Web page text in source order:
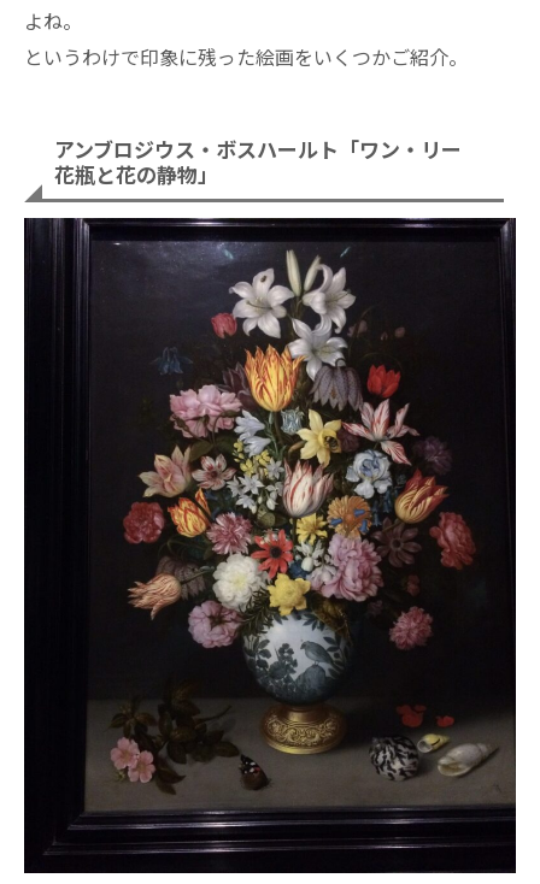
よね。
というわけで印象に残った絵画をいくつかご紹介。
アンブロジウス・ボスハールト「ワン・リー
花瓶と花の静物」